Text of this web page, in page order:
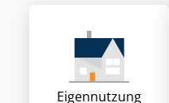
Eigennutzung